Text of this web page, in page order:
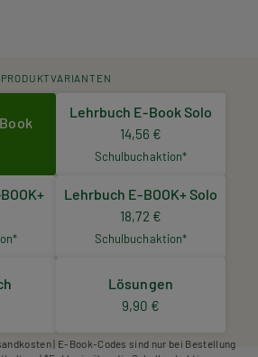
PRODUKTVARIANTEN
Lehrbuch E-Book Solo
14,56 €
Schulbuchaktion*
Lehrbuch E-BOOK+ Solo
18,72 €
Schulbuchaktion*
Lösungen
9,90 €
| E-Book-Codes sind nur bei Bestellung